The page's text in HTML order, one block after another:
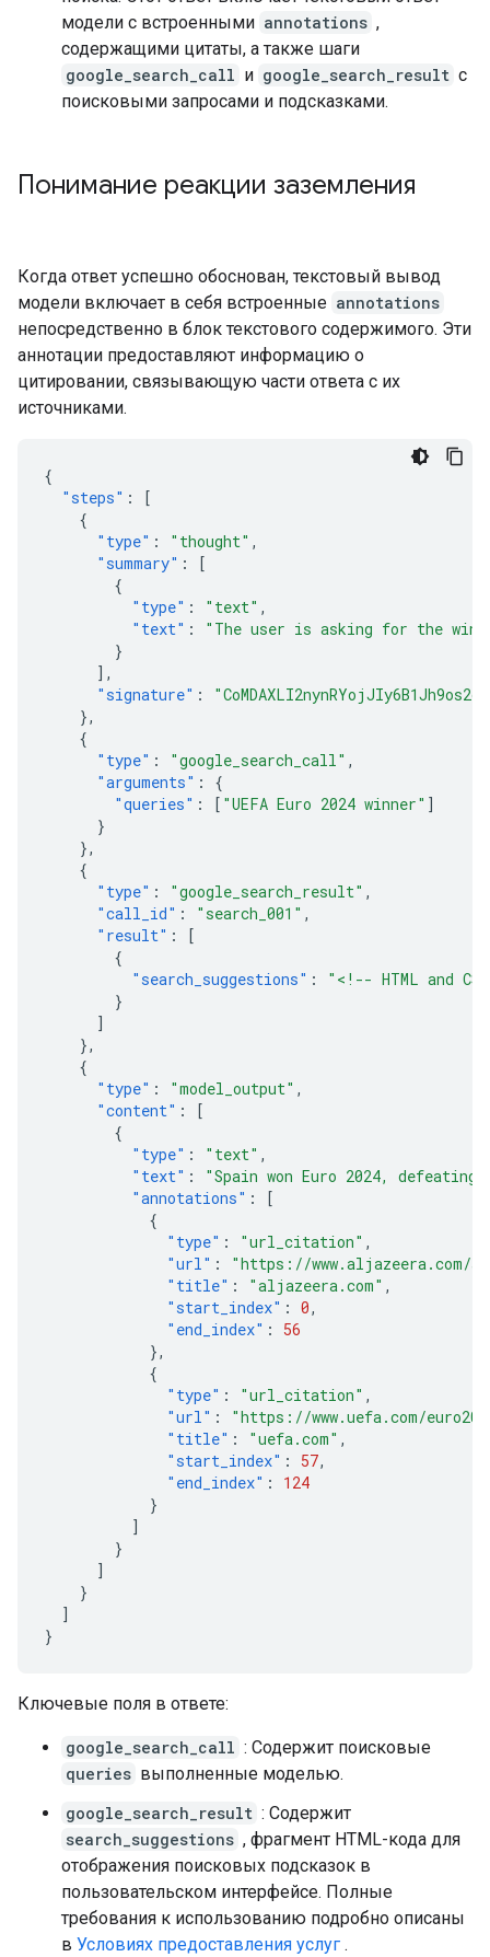
модели с встроенными annotations ,
содержащими цитаты, а также шаги
google_search_call и google_search_result с
поисковыми запросами и подсказками.
Понимание реакции заземления
Когда ответ успешно обоснован, текстовый вывод
модели включает в себя встроенные annotations
непосредственно в блок текстового содержимого. Эти
аннотации предоставляют информацию о
цитировании, связывающую части ответа с их
источниками.
{
"steps" :
[
{
"type" : "thought" ,
"summary" :
[
{
"type" : "text" ,
"text" :
"The user is asking for the
}
],
"signature" :
},
{
"type" : "google_search_call" ,
"arguments" :
{
"queries" : [ "UEFA Euro 2024 winner" ]
}
},
{
"type" : "google_search_result" ,
"call_id" : "search_001" ,
"result" :
[
{
"search_suggestions" :
"<!-- HTML and
}
]
},
{
"type" : "model_output" ,
"content" :
[
{
"type" : "text" ,
"text" :
"Spain won Euro 2024,
"annotations" :
[
{
"type" : "url_citation" ,
"url" :
"https://www.aljazeera.com/
"title" : "aljazeera.com" ,
"start_index" : 0,
"end_index" :
56
},
{
"type" : "url_citation" ,
"url" :
"https://www.uefa.com/
"title" : "uefa.com" ,
"start_index" : 57,
"end_index" :
124
}
]
}
]
}
]
}
Ключевые поля в ответе:
google_search_call : Содержит поисковые
queries выполненные моделью.
google_search_result : Содержит
search_suggestions , фрагмент HTML-кода для
отображения поисковых подсказок в
пользовательском интерфейсе. Полные
требования к использованию подробно описаны
в Условиях предоставления услуг .